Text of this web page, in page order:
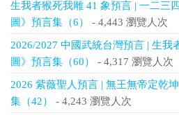
生我者猴死我雕 41 象預言 | 一二三
圖》預言集（6）
- 4,443 瀏覽人次
2026/2027 中國武統台灣預言 | 生我
圖》預言集（60）
- 4,317 瀏覽人次
2026 紫薇聖人預言 | 無王無帝定乾
集（42）
- 4,243 瀏覽人次